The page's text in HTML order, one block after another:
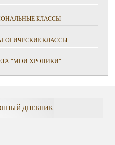
КЛАССЫ
КЛАССЫ
"МОИ ХРОНИКИ"
ДНЕВНИК